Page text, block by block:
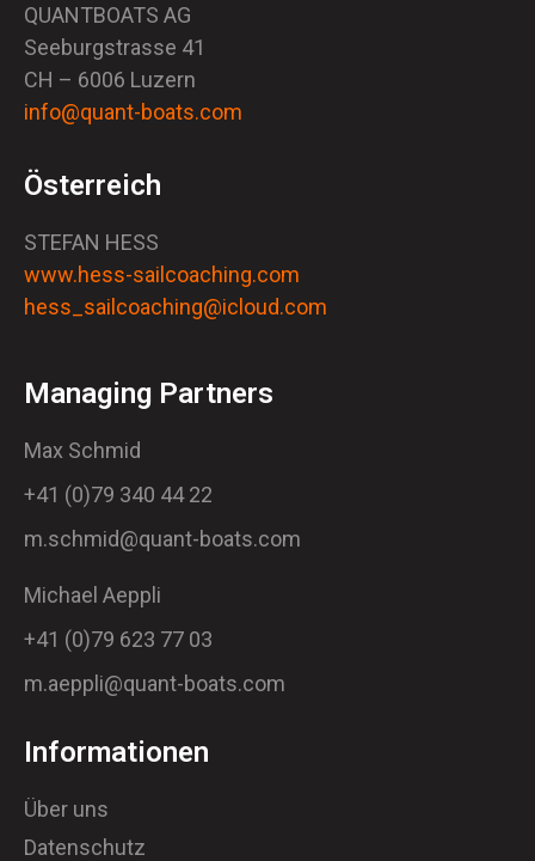
QUANTBOATS AG
Seeburgstrasse 41
CH – 6006 Luzern
info@quant-boats.com
Österreich
STEFAN HESS
www.hess-sailcoaching.com
hess_sailcoaching@icloud.com
Managing Partners
Max Schmid
+41 (0)79 340 44 22
m.schmid@quant-boats.com
Michael Aeppli
+41 (0)79 623 77 03
m.aeppli@quant-boats.com
Informationen
Über uns
Datenschutz